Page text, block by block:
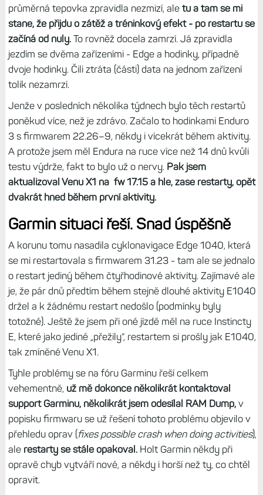
průměrná tepovka zpravidla nezmizí, ale tu a tam se mi
stane, že přijdu o zátěž a tréninkový efekt - po restartu se
začíná od nuly.To rovněž docela zamrzí. Já zpravidla
jezdím se dvěma zařízeními - Edge a hodinky, případně
dvoje hodinky. Čili ztráta (části) data na jednom zařízení
tolik nezamrzí.
Jenže v posledních několika týdnech bylo těch restartů
poněkud více, než je zdrávo. Začalo to hodinkami Enduro
3 s firmwarem 22.26–9, někdy i vícekrát během aktivity.
A protože jsem měl Endura na ruce více než 14 dnů kvůli
testu výdrže, fakt to bylo už o nervy. Pak jsem
aktualizoval Venu X1 na fw 17.15 a hle, zase restarty, opět
dvakrát hned během první aktivity.
Garmin situaci řeší. Snad úspěšně
A korunu tomu nasadila cyklonavigace Edge 1040, která
se mi restartovala s firmwarem 31.23 - tam ale se jednalo
o restart jediný během čtyřhodinové aktivity. Zajímavé ale
je, že pár dnů předtím během stejně dlouhé aktivity E1040
držel a k žádnému restart nedošlo (podmínky byly
totožné). Ještě že jsem při oné jízdě měl na ruce Instincty
E, které jako jediné „přežily“, restartem si prošly jak E1040,
tak zmíněné Venu X1.
Tyhle problémy se na fóru Garminu řeší celkem
vehementně, už mě dokonce několikrát kontaktoval
support Garminu, několikrát jsem odesílal RAM Dump,v
popisku firmwaru se už řešení tohoto problému objevilo v
přehledu oprav (fixes possible crash when doing activities),
ale restarty se stále opakoval.Holt Garmin někdy při
opravě chyb vytváří nové, a někdy i horší než ty, co chtěl
opravit.